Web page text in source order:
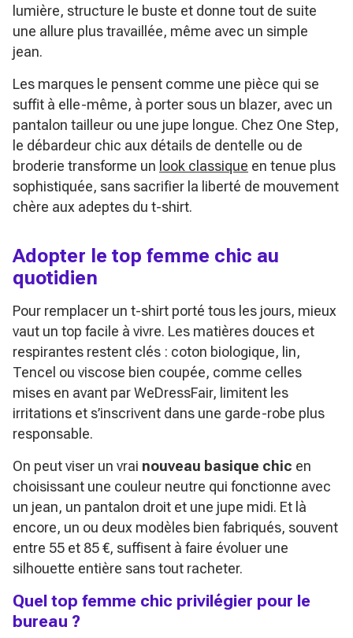
lumière, structure le buste et donne tout de suite
une allure plus travaillée, même avec un simple
jean.
Les marques le pensent comme une pièce qui se
suffit à elle-même, à porter sous un blazer, avec un
pantalon tailleur ou une jupe longue. Chez One Step,
le débardeur chic aux détails de dentelle ou de
broderie transforme un look classique en tenue plus
sophistiquée, sans sacrifier la liberté de mouvement
chère aux adeptes du t-shirt.
Adopter le top femme chic au
quotidien
Pour remplacer un t-shirt porté tous les jours, mieux
vaut un top facile à vivre. Les matières douces et
respirantes restent clés : coton biologique, lin,
Tencel ou viscose bien coupée, comme celles
mises en avant par WeDressFair, limitent les
irritations et s’inscrivent dans une garde-robe plus
responsable.
On peut viser un vrai nouveau basique chic en
choisissant une couleur neutre qui fonctionne avec
un jean, un pantalon droit et une jupe midi. Et là
encore, un ou deux modèles bien fabriqués, souvent
entre 55 et 85 €, suffisent à faire évoluer une
silhouette entière sans tout racheter.
Quel top femme chic privilégier pour le
bureau ?